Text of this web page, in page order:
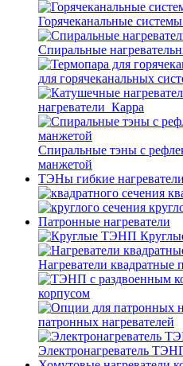
Горячеканальные
Спиральные
для горячеканальных
нагреватели_Карра
Спиральные тэны с
манжетой
ТЭНы гибкие
Патронные нагреватели
Нагреватели квадратные
корпусом
патронных нагревателей
Электронагреватель